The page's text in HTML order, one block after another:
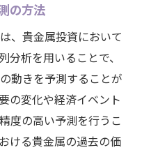
長期的影響
属価格に与える効果
めの重要なヒント
貴金属分析のポイン
めの戦略
の方法
、貴金属投資において
分析を用いることで、
動きを予測することが
の変化や経済イベント
度の高い予測を行うこ
ける貴金属の過去の価